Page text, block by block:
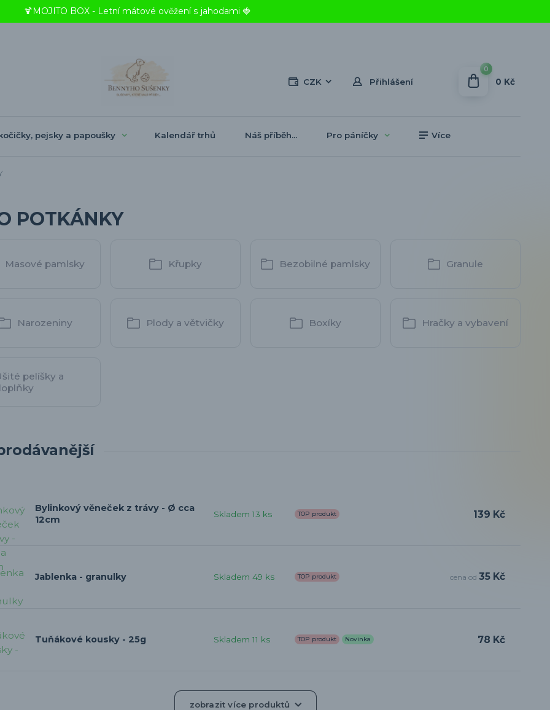
🍹MOJITO BOX - Letní mátové ověžení s jahodami 🍓
CZK Přihlášení
0
0 Kč
pejsky a papoušky Kalendář trhů Náš příběh... Pro páníčky Více
POTKÁNKY
Masové pamlsky Křupky Bezobilné pamlsky Granule
Narozeniny Plody a větvičky Boxíky Hračky a vybavení
pelíšky a
Bylinkový věneček z trávy - Ø cca
12cm
Skladem 13 ks TOP produkt 139 Kč
Jablenka - granulky Skladem 49 ks TOP produkt cena od35 Kč
Tuňákové kousky - 25g Skladem 11 ks TOP produkt Novinka 78 Kč
zobrazit více produktů